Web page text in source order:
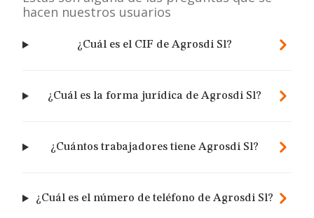
hacen nuestros usuarios
¿Cuál es el CIF de Agrosdi Sl?
¿Cuál es la forma jurídica de Agrosdi Sl?
¿Cuántos trabajadores tiene Agrosdi Sl?
¿Cuál es el número de teléfono de Agrosdi Sl?